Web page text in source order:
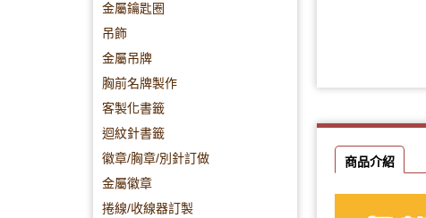
金屬鑰匙圈
吊飾
金屬吊牌
胸前名牌製作
客製化書籤
迴紋針書籤
徽章/胸章/別針訂做
金屬徽章
捲線/收線器訂製
商品介紹